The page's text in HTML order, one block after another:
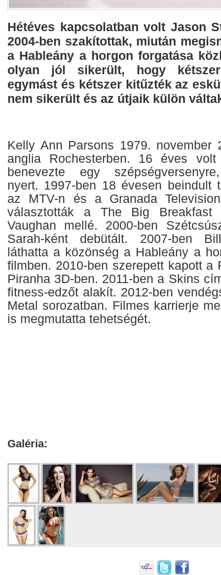
Hétéves kapcsolatban volt Jason
2004-ben szakítottak, miután
a Hableány a horgon forgatása
olyan jól sikerült, hogy
egymást és kétszer kitűzték az
nem sikerült és az útjaik külön
Kelly Ann Parsons 1979. november
anglia Rochesterben. 16 éves
benevezte egy
nyert. 1997-ben 18 évesen beindult
az MTV-n és a Granada
választották a The Big Breakfast
Vaughan mellé. 2000-ben
Sarah-ként debütált. 2007-ben
láthatta a közönség a Hableány a
filmben. 2010-ben szerepett kapott a
Piranha 3D-ben. 2011-ben a Skins
fitness-edzőt alakít. 2012-ben
Metal sorozatban. Filmes karrierje
is megmutatta tehetségét.
Galéria: